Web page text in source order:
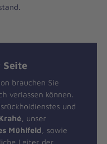
brauchen Sie
verlassen können.
und
, unser
Mühlfeld , sowie
Leiter der